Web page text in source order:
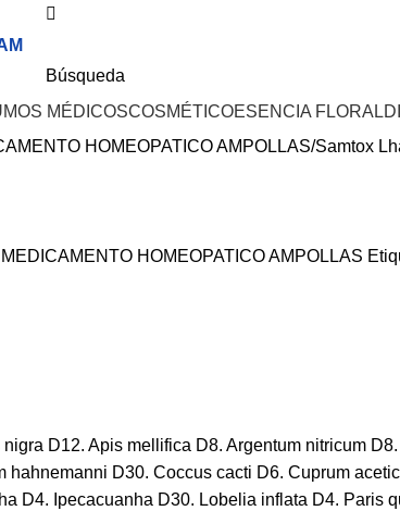
Búsqueda
MÉDICOSCOSMÉTICOESENCIA FLORAL
HOMEOPATICO AMPOLLAS Samtox
MEDICAMENTO HOMEOPATICO AMPOLLAS
D12. Apis mellifica D8. Argentum nitricum
D30. Coccus cacti D6. Cuprum
D4. Ipecacuanha D30. Lobelia inflata D4. Paris